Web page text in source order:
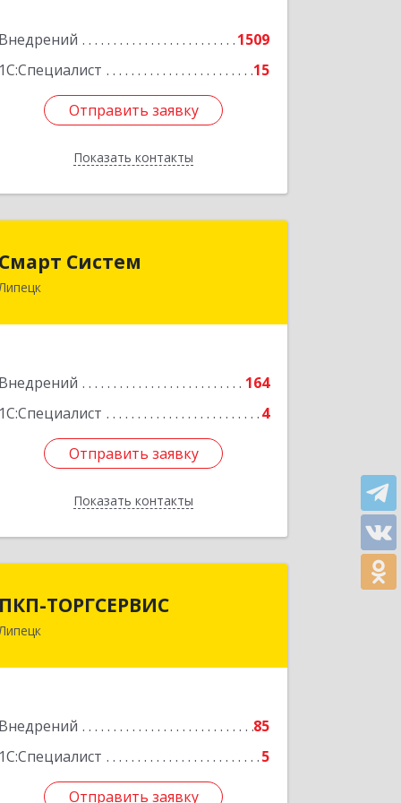
Внедрений
1509
1С:Специалист
15
Отправить заявку
Показать контакты
Подробнее
Отправить заявку
Назад
Смарт Систем
Липецк
Внедрений
164
1С:Специалист
4
Отправить заявку
Показать контакты
398059, Липецкая обл, Липецк г,
Отправить заявку
Назад
ПКП-ТОРГСЕРВИС
Липецк
Внедрений
85
1С:Специалист
5
Отправить заявку
398024, Липецкая обл, Липецк г,
Отправить заявку